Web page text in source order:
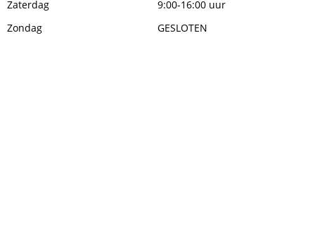
Zaterdag
9:00-16:00 uur
Zondag
GESLOTEN